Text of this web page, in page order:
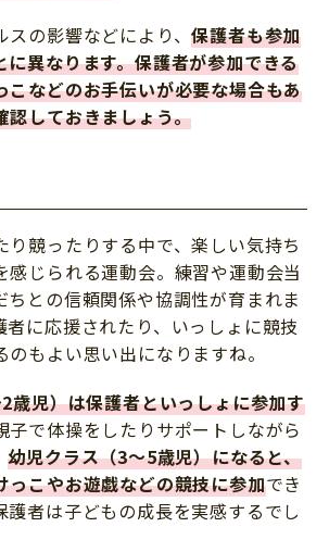
スの影響などにより、保護者も参加
に異なります。保護者が参加できる
こなどのお手伝いが必要な場合もあ
認しておきましょう。
り競ったりする中で、楽しい気持ち
感じられる運動会。練習や運動会当
ちとの信頼関係や協調性が育まれま
者に応援されたり、いっしょに競技
もよい思い出になりますね。
歳児）は保護者といっしょに参加す
子で体操をしたりサポートしながら
幼児クラス（3～5歳児）になると、
っこやお遊戯などの競技に参加でき
護者は子どもの成長を実感するでし